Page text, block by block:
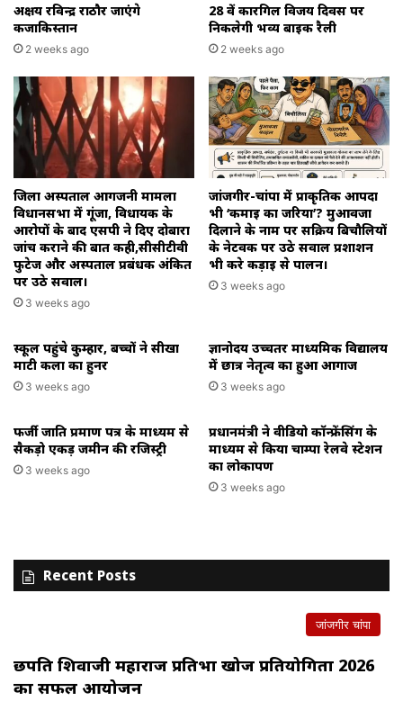
अक्षय रविन्द्र राठौर जाएंगे
कजाकिस्तान
2 weeks ago
28 वें कारगिल विजय दिवस पर
निकलेगी भव्य बाइक रैली
2 weeks ago
जिला अस्पताल आगजनी मामला
विधानसभा में गूंजा, विधायक के
आरोपों के बाद एसपी ने दिए दोबारा
जांच कराने की बात कही,सीसीटीवी
फुटेज और अस्पताल प्रबंधक अंकित
पर उठे सवाल।
3 weeks ago
जांजगीर-चांपा में प्राकृतिक आपदा
भी ‘कमाई का जरिया’? मुआवजा
दिलाने के नाम पर सक्रिय बिचौलियों
के नेटवर्क पर उठे सवाल प्रशाशन
भी करे कड़ाई से पालन।
3 weeks ago
स्कूल पहुंचे कुम्हार, बच्चों ने सीखा
माटी कला का हुनर
3 weeks ago
ज्ञानोदय उच्चतर माध्यमिक विद्यालय
में छात्र नेतृत्व का हुआ आगाज
3 weeks ago
फर्जी जाति प्रमाण पत्र के माध्यम से
सैकड़ो एकड़ जमीन की रजिस्ट्री
3 weeks ago
प्रधानमंत्री ने वीडियो कॉन्फ्रेंसिंग के
माध्यम से किया चाम्पा रेलवे स्टेशन
का लोकार्पण
3 weeks ago
Recent Posts
जांजगीर चांपा
छत्रपति शिवाजी महाराज प्रतिभा खोज प्रतियोगिता 2026
का सफल आयोजन